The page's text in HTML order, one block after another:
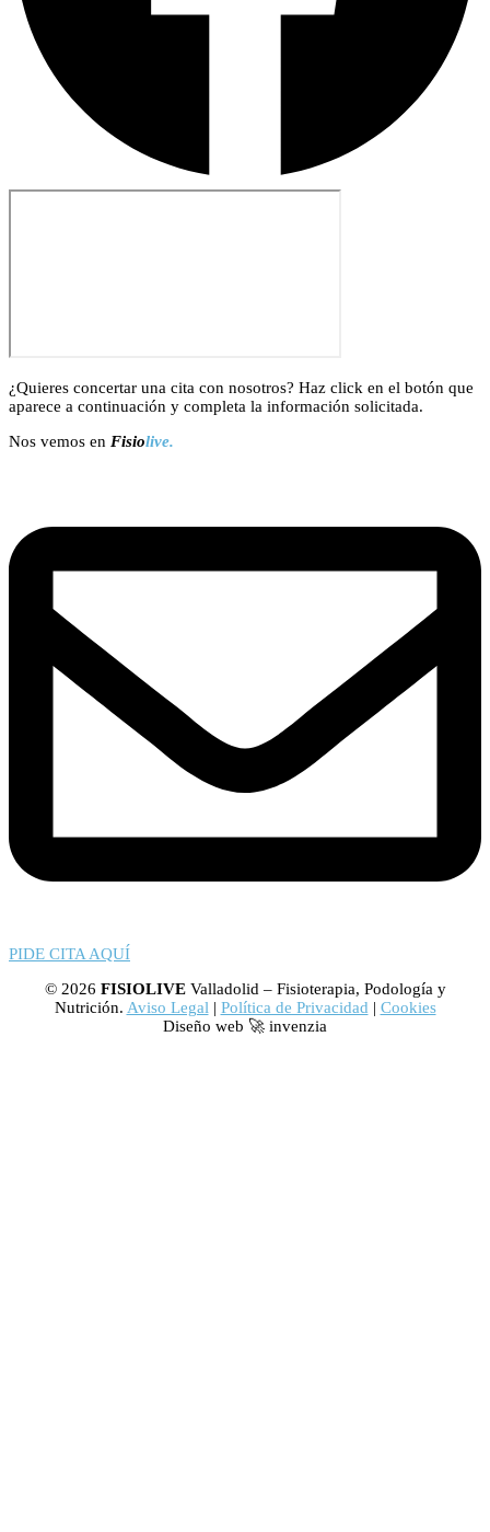
¿Quieres concertar una cita con nosotros? Haz click en el botón que
aparece a continuación y completa la información solicitada.
Nos vemos en Fisiolive.
PIDE CITA AQUÍ
© 2026 FISIOLIVEValladolid – Fisioterapia, Podología y
Nutrición. Aviso Legal | Política de Privacidad | Cookies
Diseño web 🚀 invenzia